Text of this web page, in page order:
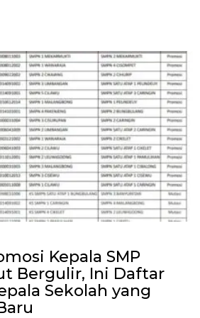
Kepala SMP
Bergulir, Ini Daftar
Sekolah yang